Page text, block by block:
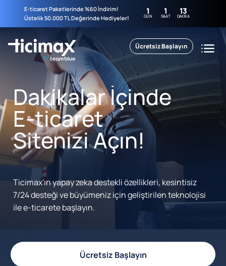
E-ticaret Paketlerinde %60 İndirim!
Üstelik 50.000 TL Değerinde Hediyeler!
1
GÜN 1
SAAT 13
DAKIKA
Ücretsiz Başlayın
Dakikalar İçinde
E-ticaret
Sitenizi Açın!
Ticimax'ın yapay zeka destekli özellikleri, kesintisiz
7/24 desteği ve büyümeniz için geliştirilen teknolojisi
ile e-ticarete başlayın.
Ücretsiz Başlayın